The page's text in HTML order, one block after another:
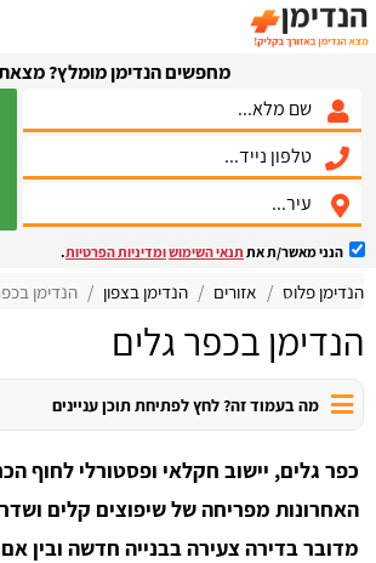
מחפשים הנדימן מומלץ?
הנני מאשר/ת את תנאי השימושומדיניות הפרטיות.
הנדימן פלוס אזורים הנדימן בצפון הנדימן
הנדימן בכפר גלים
מה בעמוד זה? לחץ לפתיחת תוכן עניינים
כפר גלים, יישוב חקלאי ופסטורלי לחוף
האחרונות מפריחה של שיפוצים קלים
מדובר בדירה צעירה בבנייה חדשה ובין